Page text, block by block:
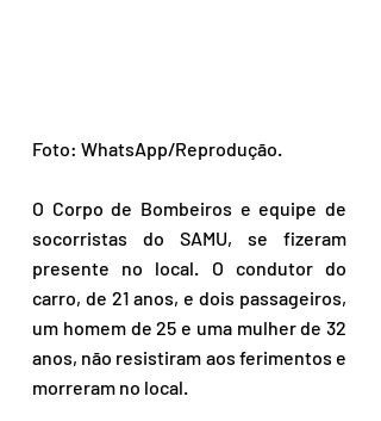
Foto: WhatsApp/Reprodução.
O Corpo de Bombeiros e equipe de
socorristas do SAMU, se fizeram
presente no local. O condutor do
carro, de 21 anos, e dois passageiros,
um homem de 25 e uma mulher de 32
anos, não resistiram aos ferimentos e
morreram no local.